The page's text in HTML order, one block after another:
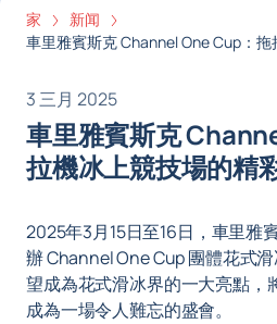
家
新闻
車里雅賓斯克 Channel One Cup：
3 三月 2025
車里雅賓斯克
拉機冰上競技場的精
2025年3月15日至16日，車里雅
辦 Channel One Cup 團體花式
望成為花式滑冰界的一大亮點，
成為一場令人難忘的盛會。